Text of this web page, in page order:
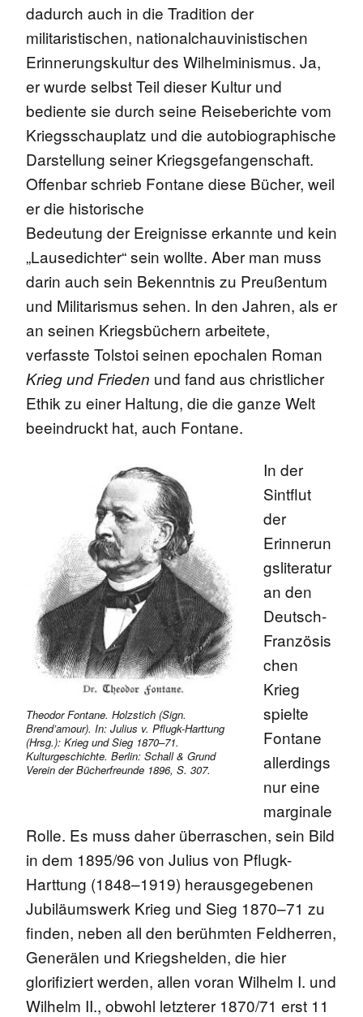
dadurch auch in die Tradition der
militaristischen, nationalchauvinistischen
Erinnerungskultur des Wilhelminismus. Ja,
er wurde selbst Teil dieser Kultur und
bediente sie durch seine Reiseberichte vom
Kriegsschauplatz und die autobiographische
Darstellung seiner Kriegsgefangenschaft.
Offenbar schrieb Fontane diese Bücher, weil
er die historische
Bedeutung der Ereignisse erkannte und kein
„Lausedichter“ sein wollte. Aber man muss
darin auch sein Bekenntnis zu Preußentum
und Militarismus sehen. In den Jahren, als er
an seinen Kriegsbüchern arbeitete,
verfasste Tolstoi seinen epochalen Roman
Krieg und Frieden und fand aus christlicher
Ethik zu einer Haltung, die die ganze Welt
beeindruckt hat, auch Fontane.
Theodor Fontane. Holzstich (Sign.
Brend’amour). In: Julius v. Pflugk-Harttung
(Hrsg.): Krieg und Sieg 1870–71.
Kulturgeschichte. Berlin: Schall & Grund
Verein der Bücherfreunde 1896, S. 307.
In der
Sintflut
der
Erinnerun
gsliteratur
an den
Deutsch-
Französis
chen
Krieg
spielte
Fontane
allerdings
nur eine
marginale
Rolle. Es muss daher überraschen, sein Bild
in dem 1895/96 von Julius von Pflugk-
Harttung (1848–1919) herausgegebenen
Jubiläumswerk Krieg und Sieg 1870–71 zu
finden, neben all den berühmten Feldherren,
Generälen und Kriegshelden, die hier
glorifiziert werden, allen voran Wilhelm I. und
Wilhelm II., obwohl letzterer 1870/71 erst 11